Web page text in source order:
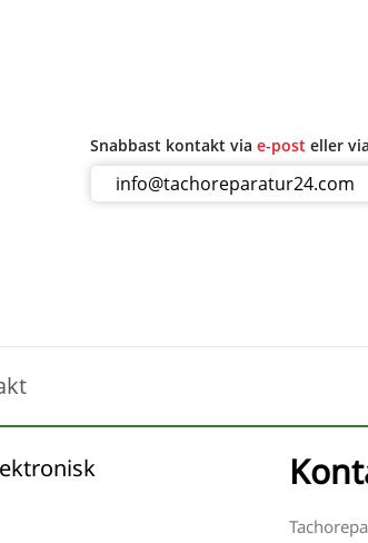
Snabbast kontakt via e-posteller via
info@tachoreparatur24.com